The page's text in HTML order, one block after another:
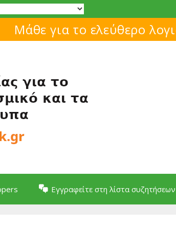
Μάθε για το ελεύθερο
Εγγραφείτε στη λίστα συζητήσεων